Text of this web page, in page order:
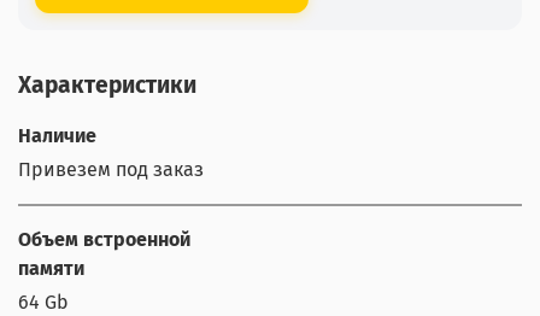
Характеристики
Наличие
Привезем под заказ
Объем встроенной
памяти
64 Gb